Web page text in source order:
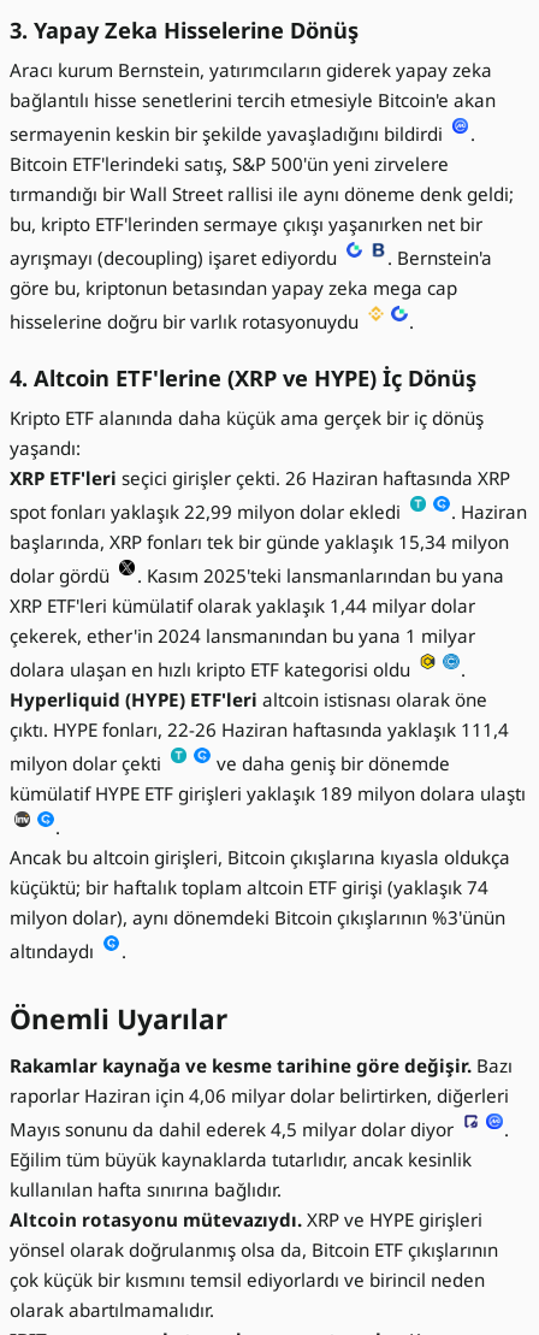
3. Yapay Zeka Hisselerine Dönüş
Aracı kurum Bernstein, yatırımcıların giderek yapay zeka
bağlantılı hisse senetlerini tercih etmesiyle Bitcoin'e akan
sermayenin keskin bir şekilde yavaşladığını bildirdi
.
Bitcoin ETF'lerindeki satış, S&P 500'ün yeni zirvelere
tırmandığı bir Wall Street rallisi ile aynı döneme denk geldi;
bu, kripto ETF'lerinden sermaye çıkışı yaşanırken net bir
ayrışmayı (decoupling) işaret ediyordu
. Bernstein'a
göre bu, kriptonun betasından yapay zeka mega cap
hisselerine doğru bir varlık rotasyonuydu
.
4. Altcoin ETF'lerine (XRP ve HYPE) İç Dönüş
Kripto ETF alanında daha küçük ama gerçek bir iç dönüş
yaşandı:
XRP ETF'leri seçici girişler çekti. 26 Haziran haftasında XRP
spot fonları yaklaşık 22,99 milyon dolar ekledi
. Haziran
başlarında, XRP fonları tek bir günde yaklaşık 15,34 milyon
dolar gördü
. Kasım 2025'teki lansmanlarından bu yana
XRP ETF'leri kümülatif olarak yaklaşık 1,44 milyar dolar
çekerek, ether'in 2024 lansmanından bu yana 1 milyar
dolara ulaşan en hızlı kripto ETF kategorisi oldu
.
Hyperliquid (HYPE) ETF'leri altcoin istisnası olarak öne
çıktı. HYPE fonları, 22-26 Haziran haftasında yaklaşık 111,4
milyon dolar çekti
ve daha geniş bir dönemde
kümülatif HYPE ETF girişleri yaklaşık 189 milyon dolara ulaştı
.
Ancak bu altcoin girişleri, Bitcoin çıkışlarına kıyasla oldukça
küçüktü; bir haftalık toplam altcoin ETF girişi (yaklaşık 74
milyon dolar), aynı dönemdeki Bitcoin çıkışlarının %3'ünün
altındaydı
.
Önemli Uyarılar
Rakamlar kaynağa ve kesme tarihine göre değişir. Bazı
raporlar Haziran için 4,06 milyar dolar belirtirken, diğerleri
Mayıs sonunu da dahil ederek 4,5 milyar dolar diyor
.
Eğilim tüm büyük kaynaklarda tutarlıdır, ancak kesinlik
kullanılan hafta sınırına bağlıdır.
Altcoin rotasyonu mütevazıydı. XRP ve HYPE girişleri
yönsel olarak doğrulanmış olsa da, Bitcoin ETF çıkışlarının
çok küçük bir kısmını temsil ediyorlardı ve birincil neden
olarak abartılmamalıdır.